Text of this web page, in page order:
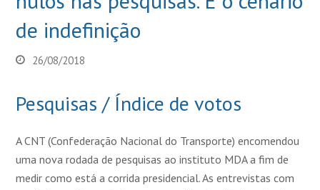
de indefinição
26/08/2018
Pesquisas / Índice de votos
A CNT (Confederação Nacional do Transporte) encomendou
uma nova rodada de pesquisas ao instituto MDA a fim de
medir como está a corrida presidencial. As entrevistas com